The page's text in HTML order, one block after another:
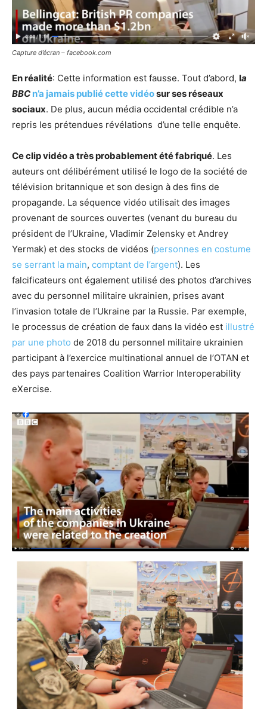
Capture d’écran – facebook.com
En réalité: Cette information est fausse. Tout d’abord, la
BBC n’a jamais publié cette vidéosur ses réseaux
sociaux. De plus, aucun média occidental crédible n’a
repris les prétendues révélations d’une telle enquête.
Ce clip vidéo a très probablement été fabriqué. Les
auteurs ont délibérément utilisé le logo de la société de
télévision britannique et son design à des fins de
propagande. La séquence vidéo utilisait des images
provenant de sources ouvertes (venant du bureau du
président de l’Ukraine, Vladimir Zelensky et Andrey
Yermak) et des stocks de vidéos (personnes en costume
se serrant la main, comptant de l’argent). Les
falcificateurs ont également utilisé des photos d’archives
avec du personnel militaire ukrainien, prises avant
l’invasion totale de l’Ukraine par la Russie. Par exemple,
le processus de création de faux dans la vidéo est illustré
par une photo de 2018 du personnel militaire ukrainien
participant à l’exercice multinational annuel de l’OTAN et
des pays partenaires Coalition Warrior Interoperability
eXercise.